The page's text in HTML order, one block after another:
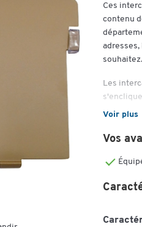
Voir plus
Ces
contenu
souhaitez.
Les
dans la
métal
Conseil
de votre
Vos